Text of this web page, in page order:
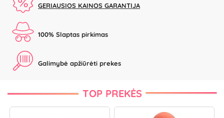
GERIAUSIOS KAINOS GARANTIJA
100% Slaptas pirkimas
Galimybė apžiūrėti prekes
TOP PREKĖS